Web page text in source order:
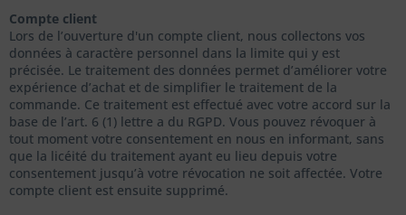
Compte client
Lors de l’ouverture d'un compte client, nous collectons vos
données à caractère personnel dans la limite qui y est
précisée. Le traitement des données permet d’améliorer votre
expérience d’achat et de simplifier le traitement de la
commande. Ce traitement est effectué avec votre accord sur la
base de l’art. 6 (1) lettre a du RGPD. Vous pouvez révoquer à
tout moment votre consentement en nous en informant, sans
que la licéité du traitement ayant eu lieu depuis votre
consentement jusqu’à votre révocation ne soit affectée. Votre
compte client est ensuite supprimé.